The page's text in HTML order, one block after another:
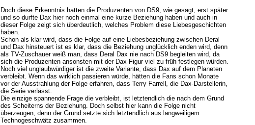
Doch diese Erkenntnis hatten die Produzenten von DS9, wie gesagt, erst später
und so durfte Dax hier noch einmal eine kurze Beziehung haben und auch in
dieser Folge zeigt sich überdeutlich, welches Problem diese Liebesgeschichten
haben.
Schon als klar wird, dass die Folge auf eine Liebesbeziehung zwischen Deral
und Dax hinsteuert ist es klar, dass die Beziehung unglücklich enden wird, denn
als TV-Zuschauer weiß man, dass Deral Dax nie nach DS9 begleiten wird, da
sich die Produzenten ansonsten mit der Dax-Figur viel zu früh festlegen würden.
Noch viel unglaubwürdiger ist die zweite Variante, dass Dax auf dem Planeten
verbleibt. Wenn das wirklich passieren würde, hätten die Fans schon Monate
vor der Ausstrahlung der Folge erfahren, dass Terry Farrell, die Dax-Darstellerin,
die Serie verlässt.
Die einzige spannende Frage die verbleibt, ist letztendlich die nach dem Grund
des Scheiterns der Beziehung. Doch selbst hier kann die Folge nicht
überzeugen, denn der Grund setzte sich letztendlich aus langweiligem
Technogeschwätz zusammen.